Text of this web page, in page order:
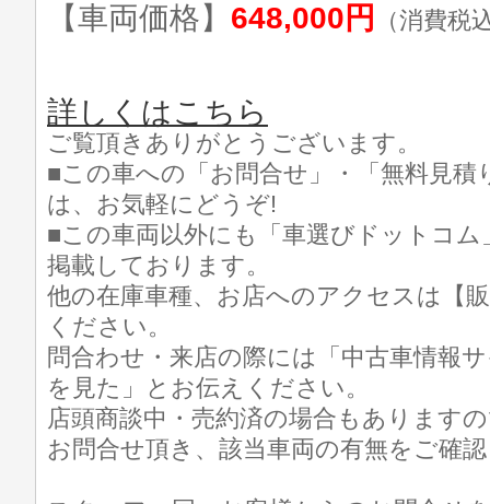
【車両価格】 648,000円 （消費税
詳しくはこちら
ご覧頂きありがとうございます。
■この車への「お問合せ」・「無料見積
は、お気軽にどうぞ!
■この車両以外にも「車選びドットコ
掲載しております。
他の在庫車種、お店へのアクセスは【
ください。
問合わせ・来店の際には「中古車情報
を見た」とお伝えください。
店頭商談中・売約済の場合もあります
お問合せ頂き、該当車両の有無をご確